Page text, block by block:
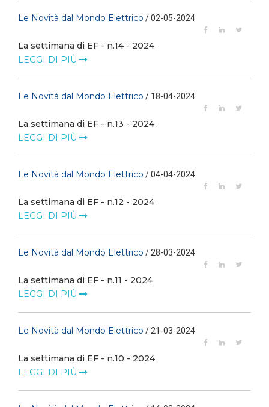
Le Novità dal Mondo Elettrico / 02-05-2024
La settimana di EF - n.14 - 2024
LEGGI DI PIÙ
Le Novità dal Mondo Elettrico / 18-04-2024
La settimana di EF - n.13 - 2024
LEGGI DI PIÙ
Le Novità dal Mondo Elettrico / 04-04-2024
La settimana di EF - n.12 - 2024
LEGGI DI PIÙ
Le Novità dal Mondo Elettrico / 28-03-2024
La settimana di EF - n.11 - 2024
LEGGI DI PIÙ
Le Novità dal Mondo Elettrico / 21-03-2024
La settimana di EF - n.10 - 2024
LEGGI DI PIÙ